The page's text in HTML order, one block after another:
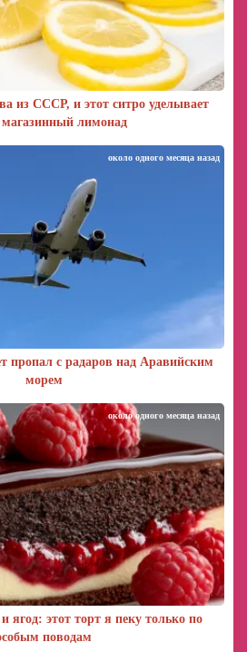
из СССР, и этот ситро уделывает
лимонад
пропал с радаров над Аравийским
морем
около одного месяца назад
ягод: этот торт я пеку только по
поводам
около одного месяца назад